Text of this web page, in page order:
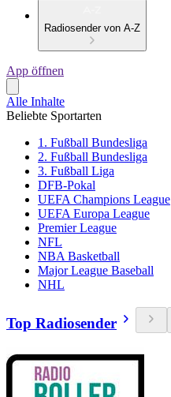
Radiosender von A-Z
App öffnen
Alle Inhalte
Beliebte Sportarten
1. Fußball Bundesliga
2. Fußball Bundesliga
3. Fußball Liga
DFB-Pokal
UEFA Champions League
UEFA Europa League
Premier League
NFL
NBA Basketball
Major League Baseball
NHL
Top Radiosender